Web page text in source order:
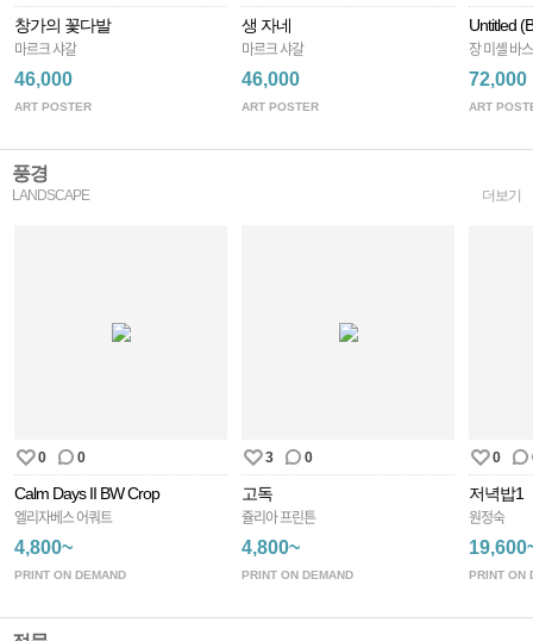
창가의 꽃다발
마르크 샤갈
46,000
ART POSTER
생 자네
마르크 샤갈
46,000
ART POSTER
Untitled
장 미셸 바
72,000
ART
풍경
LANDSCAPE 더보기
0 0
Calm Days II BW Crop
엘리자베스 어쿼트
4,800~
PRINT ON DEMAND
3 0
고독
쥴리아 프린튼
4,800~
PRINT ON DEMAND
0
저녁밥1
원정숙
PRINT ON